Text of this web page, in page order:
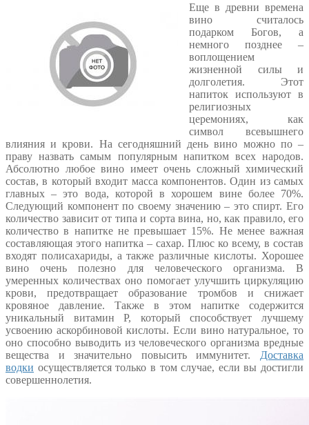
Еще в древни времена
вино считалось
подарком Богов, а
немного позднее –
воплощением
жизненной силы и
долголетия. Этот
напиток используют в
религиозных
церемониях, как
символ всевышнего
влияния и крови. На сегодняшний день вино можно по –
праву назвать самым популярным напитком всех народов.
Абсолютно любое вино имеет очень сложный химический
состав, в который входит масса компонентов. Один из самых
главных – это вода, которой в хорошем вине более 70%.
Следующий компонент по своему значению – это спирт. Его
количество зависит от типа и сорта вина, но, как правило, его
количество в напитке не превышает 15%. Не менее важная
составляющая этого напитка – сахар. Плюс ко всему, в состав
входят полисахариды, а также различные кислоты. Хорошее
вино очень полезно для человеческого организма. В
умеренных количествах оно помогает улучшить циркуляцию
крови, предотвращает образование тромбов и снижает
кровяное давление. Также в этом напитке содержится
уникальный витамин Р, который способствует лучшему
усвоению аскорбиновой кислоты. Если вино натуральное, то
оно способно выводить из человеческого организма вредные
вещества и значительно повысить иммунитет. Доставка
водки осуществляется только в том случае, если вы достигли
совершеннолетия.